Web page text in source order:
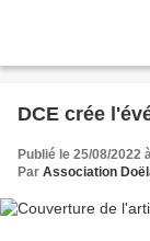
DCE crée
Publié le 25/08/2022
Par Association